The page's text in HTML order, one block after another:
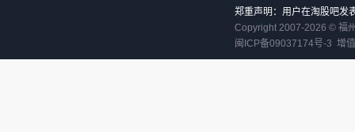
郑重声明：用户在淘股吧发
Copyright 2007-2026 © 福
闽ICP备09037174号-3 增